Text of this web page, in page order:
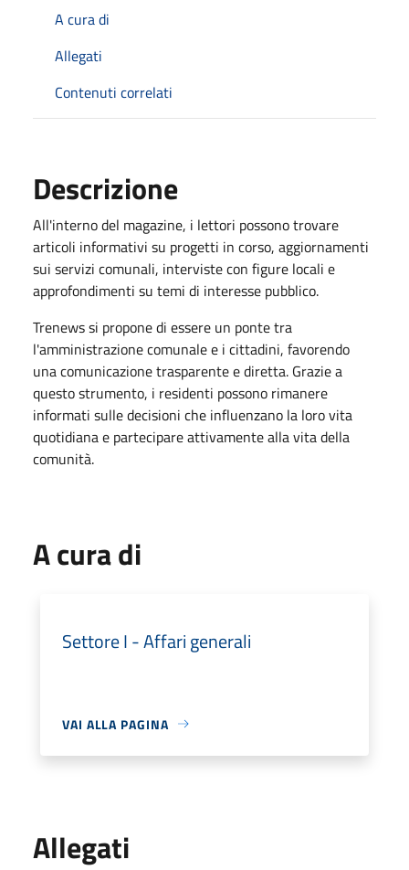
A cura di
Allegati
Contenuti correlati
Descrizione
All'interno del magazine, i lettori possono trovare
articoli informativi su progetti in corso, aggiornamenti
sui servizi comunali, interviste con figure locali e
approfondimenti su temi di interesse pubblico.
Trenews si propone di essere un ponte tra
l'amministrazione comunale e i cittadini, favorendo
una comunicazione trasparente e diretta. Grazie a
questo strumento, i residenti possono rimanere
informati sulle decisioni che influenzano la loro vita
quotidiana e partecipare attivamente alla vita della
comunità.
A cura di
Settore I - Affari generali
VAI ALLA PAGINA
Allegati